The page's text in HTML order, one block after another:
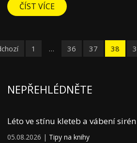
ČÍST VÍCE
1 … 36 37 38
NEPŘEHLÉDNĚTE
Léto ve stínu kleteb a vábení sirén
05.08.2026 | Tipy na knihy